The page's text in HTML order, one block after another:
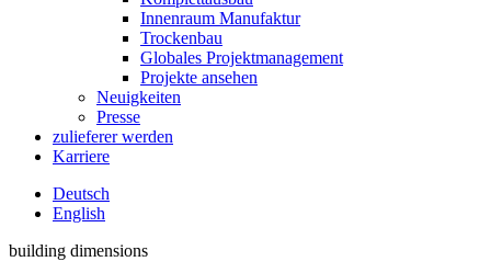
Innenraum Manufaktur
Trockenbau
Globales Projektmanagement
Projekte ansehen
Neuigkeiten
Presse
zulieferer werden
Karriere
Deutsch
English
building dimensions